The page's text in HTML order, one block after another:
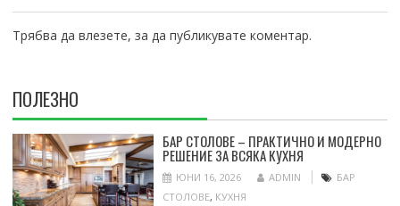
Трябва да влезете, за да публикувате коментар.
ПОЛЕЗНО
БАР СТОЛОВЕ – ПРАКТИЧНО И МОДЕРНО
РЕШЕНИЕ ЗА ВСЯКА КУХНЯ
ЮНИ 16, 2026 ADMIN
БАР
СТОЛОВЕ, КУХНЯ